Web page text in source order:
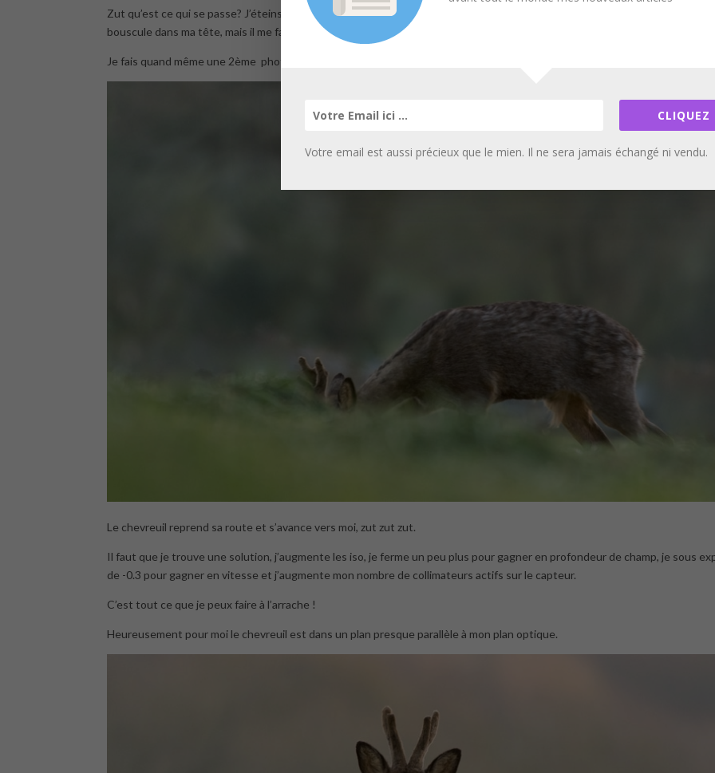
Zut qu’est ce qui se passe? J’éteins et je rallume le boitier mais rien n’y fait, le collimateur est toujours bloqué. Je peste,
bouscule dans ma tête, mais il me fait quoi ce boîtier non d’une pipe !
Je fais quand même une 2ème photo.
Le chevreuil reprend sa route et s’avance vers moi, zut zut zut.
Il faut que je trouve une solution, j’augmente les iso, je ferme un peu plus pour gagner en profondeur de champ, je sous
de -0.3 pour gagner en vitesse et j’augmente mon nombre de collimateurs actifs sur le capteur.
C’est tout ce que je peux faire à l’arrache !
Heureusement pour moi le chevreuil est dans un plan presque parallèle à mon plan optique.
CLIQUEZ
Votre email est aussi précieux que le mien. Il ne sera jamais échangé ni vendu.